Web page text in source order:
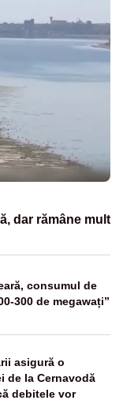
dar rămâne mult
consumul de
300 de megawați”
asigură o
de la Cernavodă
debitele vor